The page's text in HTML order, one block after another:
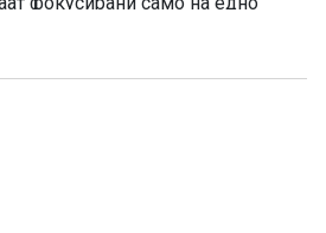
Во изминатиот период
Европските претставници го